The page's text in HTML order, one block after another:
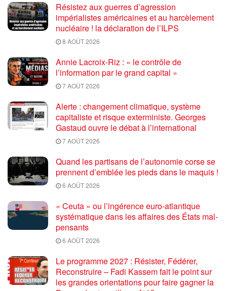
Résistez aux guerres d’agression
impérialistes américaines et au harcèlement
nucléaire ! la déclaration de l’ILPS
8 AOÛT 2026
Annie Lacroix-Riz : « le contrôle de
l’information par le grand capital »
7 AOÛT 2026
Alerte : changement climatique, système
capitaliste et risque exterministe. Georges
Gastaud ouvre le débat à l’international
7 AOÛT 2026
Quand les partisans de l’autonomie corse se
prennent d’emblée les pieds dans le maquis !
6 AOÛT 2026
« Ceuta » ou l’ingérence euro-atlantique
systématique dans les affaires des États mal-
pensants
6 AOÛT 2026
Le programme 2027 : Résister, Fédérer,
Reconstruire – Fadi Kassem fait le point sur
les grandes orientations pour faire gagner la